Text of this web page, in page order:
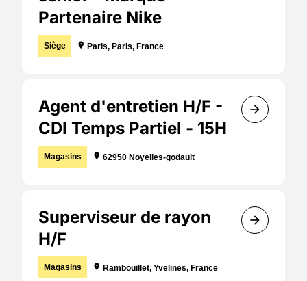
Partenaire Nike
Siège location_on Localisation :
Paris, Paris, France
Agent d'entretien H/F -
CDI Temps Partiel - 15H
Magasins location_on Localisation :
62950 Noyelles-godault
arrow_forward
Superviseur de rayon
H/F
Magasins location_on Localisation :
Rambouillet, Yvelines, France
arrow_forward